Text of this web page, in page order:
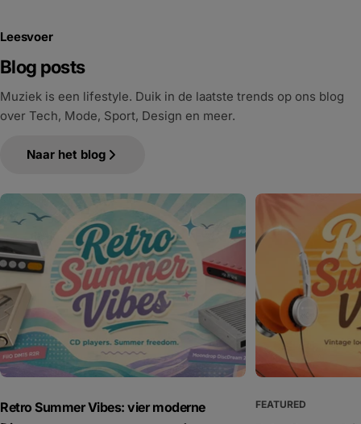
Leesvoer
Blog posts
Muziek is een lifestyle. Duik in de laatste trends op ons blog
over Tech, Mode, Sport, Design en meer.
Naar het blog
Retro Summer Vibes: vier moderne
FEATURED